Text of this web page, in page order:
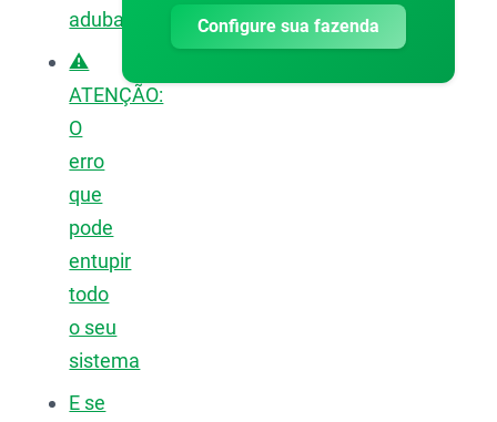
adubar
⚠️
ATENÇÃO:
O
erro
que
pode
entupir
todo
o seu
sistema
E se
Configure sua fazenda